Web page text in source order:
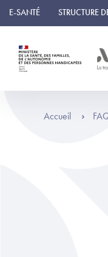
Panneau de gestion des
E-SANTÉ STRUCTURE
Accueil